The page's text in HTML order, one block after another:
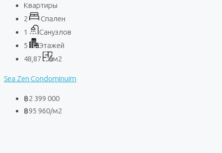
Квартиры
2
Спален
1
Санузлов
5
Этажей
48,87
м2
Sea Zen Condominuim
฿2 399 000
฿95 960/м2